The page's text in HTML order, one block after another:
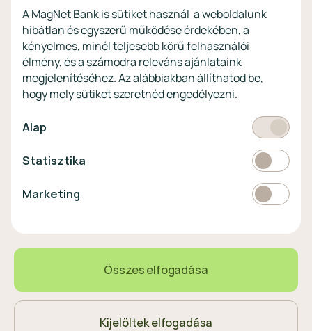
Digitális szolgáltatások non-
profitoknak
Vértezze fel magát a
kibercsalásokkal
szemben!
Látogasson el a KiberPajzs
honlapra!
választó
EUR
Magyar
A MagNet Bank is sütiket használ a weboldalunk
hibátlan és egyszerű működése érdekében, a
kényelmes, minél teljesebb körű felhasználói
élmény, és a számodra releváns ajánlataink
megjelenítéséhez. Az alábbiakban állíthatod be,
hogy mely sütiket szeretnéd engedélyezni.
Alap Kötelező
Statisztika Statisztikai
Marketing Marketing
Összes elfogadása
Kijelöltek elfogadása